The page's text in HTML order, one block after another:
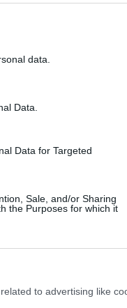
data.
Data.
Data for Targeted
Sale, and/or Sharing
the Purposes for which it
to advertising like